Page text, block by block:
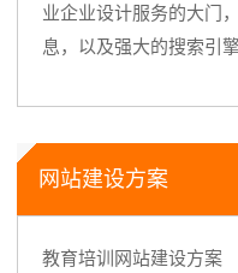
业企业设计服务的大门
息，以及强大的搜索引擎
网站建设方案
教育培训网站建设方案